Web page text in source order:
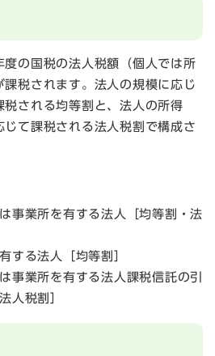
の国税の法人税額（個人では所
税されます。法人の規模に応じ
税される均等割と、法人の所得
じて課税される法人税割で構成さ
事業所を有する法人［均等割・法
する法人［均等割］
事業所を有する法人課税信託の引
人税割］